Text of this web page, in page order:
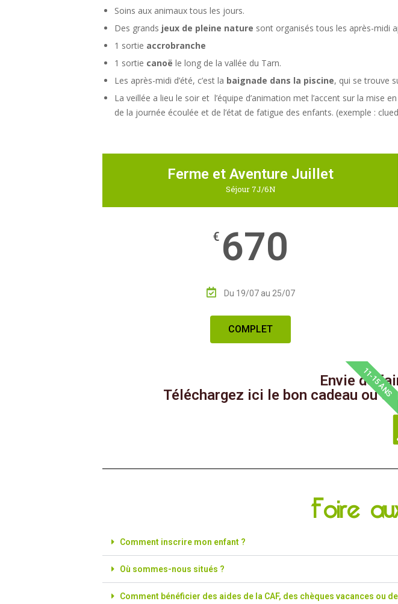
Soins aux animaux tous les jours.
Des grands jeux de pleine nature sont organisés tous les après-midi
1 sortie accrobranche
1 sortie canoë le long de la vallée du Tarn.
Les après-midi d’été, c’est la baignade dans la piscine, qui se trouve
La veillée a lieu le soir et l’équipe d’animation met l’accent sur la mise
de la journée écoulée et de l’état de fatigue des enfants. (exemple :
Ferme et Aventure Juillet
Séjour 7J/6N
€ 670
Du 19/07 au 25/07
COMPLET
11-15 ANS
Envie de
Téléchargez ici le bon cadeau ou
Foire
Comment inscrire mon enfant ?
Où sommes-nous situés ?
Comment bénéficier des aides de la CAF, des chèques vacances ou